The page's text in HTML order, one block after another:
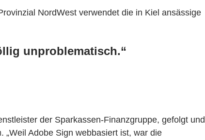
NordWest verwendet die in Kiel ansässige
unproblematisch.“
der Sparkassen-Finanzgruppe, gefolgt und
Adobe Sign webbasiert ist, war die